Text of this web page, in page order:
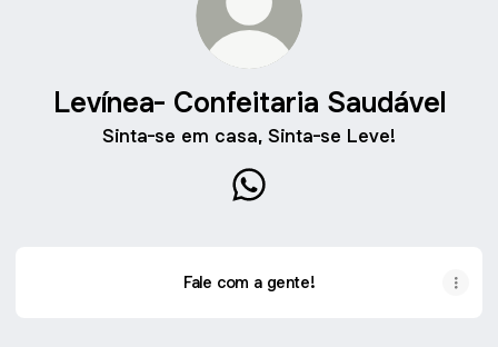
Levínea- Confeitaria Saudável
Sinta-se em casa, Sinta-se Leve!
Fale com a gente!